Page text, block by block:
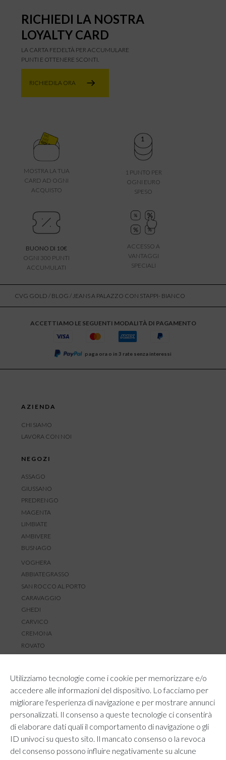
Utilizziamo tecnologie come i cookie per memorizzare e/o
accedere alle informazioni del dispositivo. Lo facciamo per
migliorare l'esperienza di navigazione e per mostrare annunci
personalizzati. Il consenso a queste tecnologie ci consentirà
di elaborare dati quali il comportamento di navigazione o gli
ID univoci su questo sito. Il mancato consenso o la revoca
del consenso possono influire negativamente su alcune
RICHIEDI LA NOSTRA
LOYALTY CARD
LA CARTA FEDELTÀ PER ACCUMULARE
PUNTI E OTTENERE SCONTI.
RICHIEDILA ORA
MOSTRA LA TUA
CARD AD OGNI
ACQUISTO
1 PUNTO PER
OGNI EURO
SPESO
BUONO DI 10€
OGNI 300 PUNTI
ACCUMULATI
ACCESSO A
VANTAGGI
SPECIALI
CVG GOLD / BLOG / JEANS A PALAZZO CON STAPPI- BIANCO
ACCETTIAMO LE SEGUENTI MODALITÀ DI PAGAMENTO
paga ora o in 3 rate senza interessi
AZIENDA
CHI SIAMO
LAVORA CON NOI
NEGOZI
ASSAGO
GIUSSANO
PREDRENGO
MAGENTA
LIMBIATE
AMBIVERE
BUSNAGO
VOGHERA
ABBIATEGRASSO
SAN ROCCO AL PORTO
CARAVAGGIO
GHEDI
CARVICO
CREMONA
ROVATO
RESI E RIMBORSI
REGOLAMENTO LOYALTY
CONTATTACI